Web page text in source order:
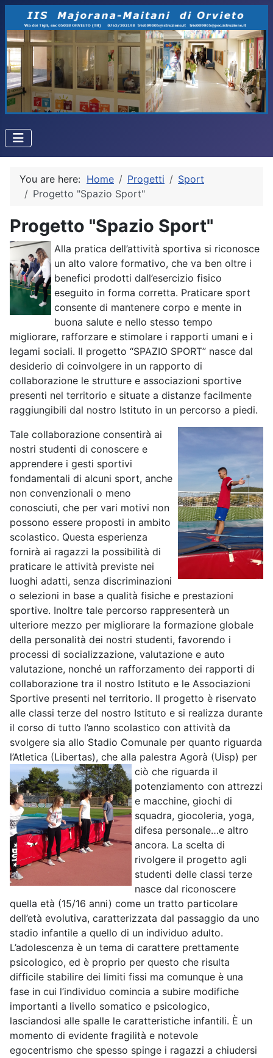
You are here: Home Progetti
Sport
Progetto "Spazio Sport"
Progetto "Spazio Sport"
Alla pratica dell’attività sportiva si riconosce
un alto valore formativo, che va ben oltre i
benefici prodotti dall’esercizio fisico
eseguito in forma corretta. Praticare sport
consente di mantenere corpo e mente in
buona salute e nello stesso tempo
migliorare, rafforzare e stimolare i rapporti umani e i
legami sociali. Il progetto “SPAZIO SPORT” nasce dal
desiderio di coinvolgere in un rapporto di
collaborazione le strutture e associazioni sportive
presenti nel territorio e situate a distanze facilmente
raggiungibili dal nostro Istituto in un percorso a piedi.
Tale collaborazione consentirà ai
nostri studenti di conoscere e
apprendere i gesti sportivi
fondamentali di alcuni sport, anche
non convenzionali o meno
conosciuti, che per vari motivi non
possono essere proposti in ambito
scolastico. Questa esperienza
fornirà ai ragazzi la possibilità di
praticare le attività previste nei
luoghi adatti, senza discriminazioni
o selezioni in base a qualità fisiche e prestazioni
sportive. Inoltre tale percorso rappresenterà un
ulteriore mezzo per migliorare la formazione globale
della personalità dei nostri studenti, favorendo i
processi di socializzazione, valutazione e auto
valutazione, nonché un rafforzamento dei rapporti di
collaborazione tra il nostro Istituto e le Associazioni
Sportive presenti nel territorio. Il progetto è riservato
alle classi terze del nostro Istituto e si realizza durante
il corso di tutto l’anno scolastico con attività da
svolgere sia allo Stadio Comunale per quanto riguarda
l’Atletica (Libertas), che alla palestra Agorà (Uisp) per
ciò che riguarda il
potenziamento con attrezzi
e macchine, giochi di
squadra, giocoleria, yoga,
difesa personale…e altro
ancora. La scelta di
rivolgere il progetto agli
studenti delle classi terze
nasce dal riconoscere
quella età (15/16 anni) come un tratto particolare
dell’età evolutiva, caratterizzata dal passaggio da uno
stadio infantile a quello di un individuo adulto.
L’adolescenza è un tema di carattere prettamente
psicologico, ed è proprio per questo che risulta
difficile stabilire dei limiti fissi ma comunque è una
fase in cui l’individuo comincia a subire modifiche
importanti a livello somatico e psicologico,
lasciandosi alle spalle le caratteristiche infantili. È un
momento di evidente fragilità e notevole
egocentrismo che spesso spinge i ragazzi a chiudersi